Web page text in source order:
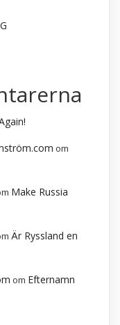
om
Make Russia
Är Ryssland en
om Efternamn